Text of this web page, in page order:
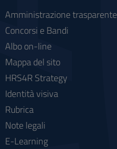
Amministrazione trasparente
Concorsi e Bandi
Albo on-line
Mappa del sito
HRS4R Strategy
Identità visiva
Rubrica
Note legali
E-Learning